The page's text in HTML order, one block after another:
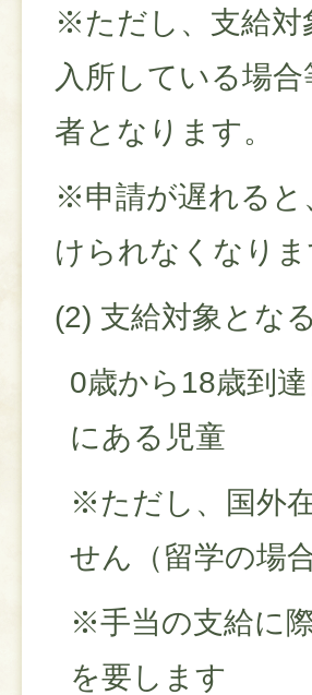
※ただし、支給対
入所している場
者となります。
※申請が遅れると
けられなくなり
(2) 支給対象とな
0歳から18歳到
にある児童
※ただし、国外
せん（留学の場
※手当の支給に
を要します